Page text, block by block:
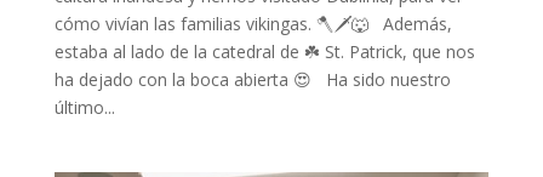
cómo vivían las familias vikingas. 🪓🗡️🐺 Además,
estaba al lado de la catedral de ☘️ St. Patrick, que nos
ha dejado con la boca abierta 😍 Ha sido nuestro
último...